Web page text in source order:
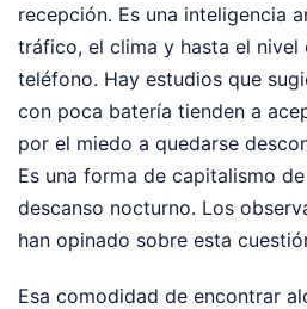
recepción. Es una inteligencia
tráfico, el clima y hasta el nivel
teléfono. Hay estudios que
con poca batería tienden a
por el miedo a quedarse
Es una forma de capitalismo
descanso nocturno. Los
han opinado sobre esta
Esa comodidad de encontrar